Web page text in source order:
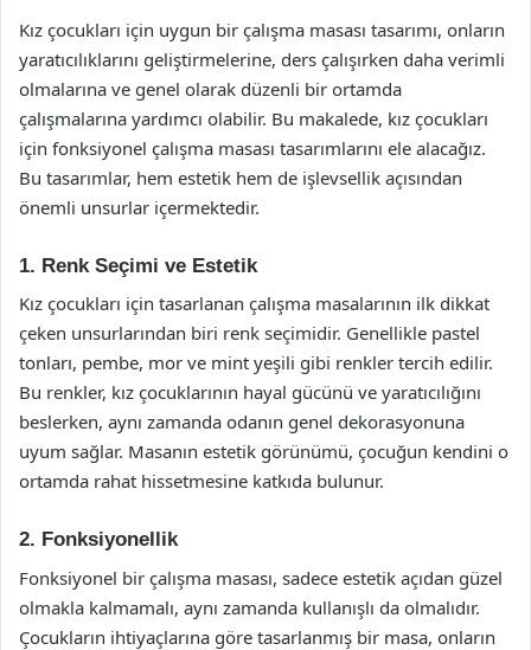
Kız çocukları için uygun bir çalışma masası tasarımı, onların
yaratıcılıklarını geliştirmelerine, ders çalışırken daha verimli
olmalarına ve genel olarak düzenli bir ortamda
çalışmalarına yardımcı olabilir. Bu makalede, kız çocukları
için fonksiyonel çalışma masası tasarımlarını ele alacağız.
Bu tasarımlar, hem estetik hem de işlevsellik açısından
önemli unsurlar içermektedir.
1. Renk Seçimi ve Estetik
Kız çocukları için tasarlanan çalışma masalarının ilk dikkat
çeken unsurlarından biri renk seçimidir. Genellikle pastel
tonları, pembe, mor ve mint yeşili gibi renkler tercih edilir.
Bu renkler, kız çocuklarının hayal gücünü ve yaratıcılığını
beslerken, aynı zamanda odanın genel dekorasyonuna
uyum sağlar. Masanın estetik görünümü, çocuğun kendini o
ortamda rahat hissetmesine katkıda bulunur.
2. Fonksiyonellik
Fonksiyonel bir çalışma masası, sadece estetik açıdan güzel
olmakla kalmamalı, aynı zamanda kullanışlı da olmalıdır.
Çocukların ihtiyaçlarına göre tasarlanmış bir masa, onların